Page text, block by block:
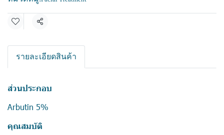
แชร์
รายละเอียดสินค้า
ส่วนประกอบ
Arbutin 5%
คุณสมบัติ